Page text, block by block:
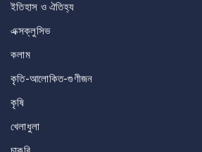
ইতিহাস ও ঐতিহ্য
এক্সক্লুসিভ
কলাম
কৃতি-আলোকিত-গুণীজন
কৃষি
খেলাধুলা